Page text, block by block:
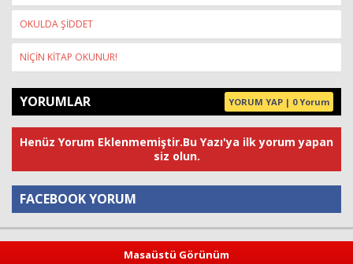
OKULDA ŞİDDET
NİÇİN KİTAP OKUNUR!
YORUMLAR YORUM YAP | 0 Yorum
Henüz Yorum Eklenmemiştir.Bu Yazı'ya ilk yorum yapan
siz olun.
FACEBOOK YORUM
Masaüstü Görünüm